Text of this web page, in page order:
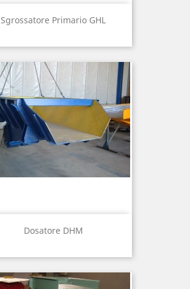
Sgrossatore Primario GHL
Dosatore DHM